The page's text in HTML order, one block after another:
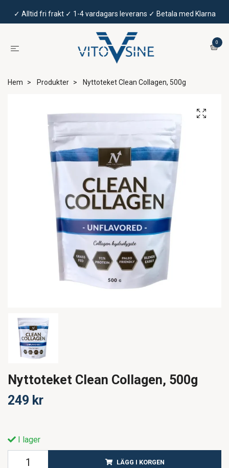
✓ Alltid fri frakt ✓ 1-4 vardagars leverans ✓ Betala med Klarna
0
Hem Produkter Nyttoteket Clean Collagen, 500g
Nyttoteket Clean Collagen, 500g
249 kr
I lager
LÄGG I KORGEN